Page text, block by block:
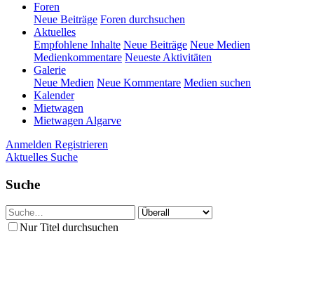
Foren
Neue Beiträge Foren durchsuchen
Aktuelles
Empfohlene Inhalte Neue Beiträge Neue Medien
Medienkommentare Neueste Aktivitäten
Galerie
Neue Medien Neue Kommentare Medien suchen
Kalender
Mietwagen
Mietwagen Algarve
Anmelden Registrieren
Aktuelles Suche
Suche
Nur Titel durchsuchen